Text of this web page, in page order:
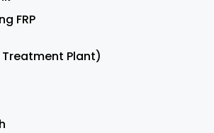
FRP
Treatment Plant)